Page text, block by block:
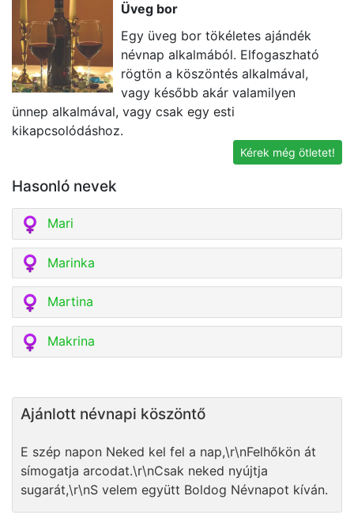
Üveg bor
Egy üveg bor tökéletes ajándék
névnap alkalmából. Elfogaszható
rögtön a köszöntés alkalmával,
vagy később akár valamilyen
ünnep alkalmával, vagy csak egy esti
kikapcsolódáshoz.
Kérek még ötletet!
Hasonló nevek
Mari
Marinka
Martina
Makrina
Ajánlott névnapi köszöntő
E szép napon Neked kel fel a nap,\r\nFelhőkön át
símogatja arcodat.\r\nCsak neked nyújtja
sugarát,\r\nS velem együtt Boldog Névnapot kíván.